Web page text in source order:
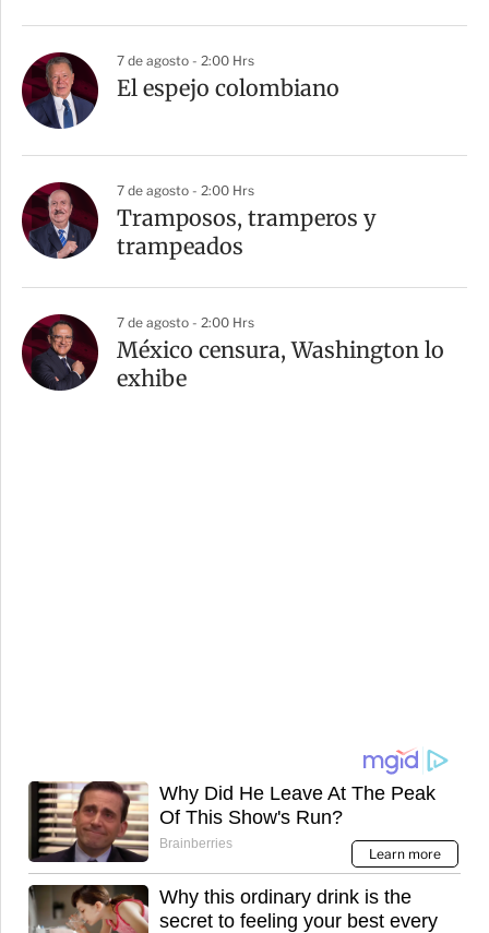
7 de agosto - 2:00 Hrs
El espejo colombiano
7 de agosto - 2:00 Hrs
Tramposos, tramperos y
trampeados
7 de agosto - 2:00 Hrs
México censura, Washington lo
exhibe